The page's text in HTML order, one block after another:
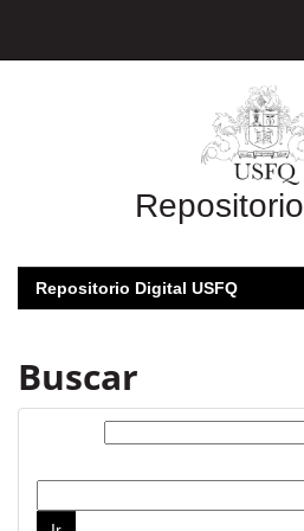
Repositorio
Repositorio Digital USFQ
Buscar